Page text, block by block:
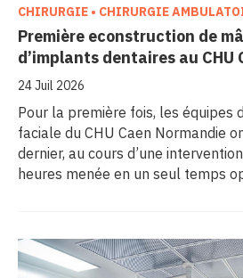
Première econstruction de
d’implants dentaires au CHU
24 Juil 2026
CHIRURGIE • CHIRURGIE
Pour la première fois, les équipes
faciale du CHU Caen Normandie
dernier, au cours d’une
heures menée en un seul temps